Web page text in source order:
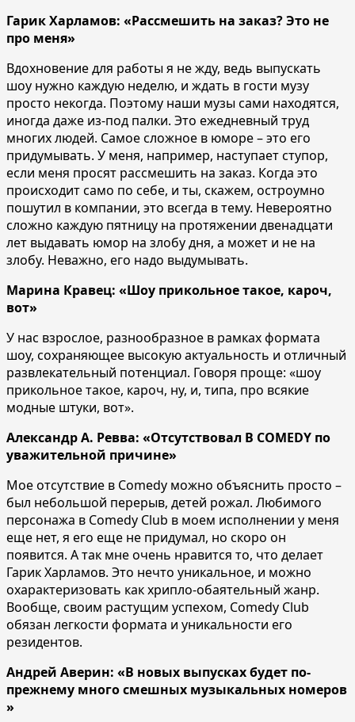
Гарик Харламов: «Рассмешить на заказ? Это не
про меня»
Вдохновение для работы я не жду, ведь выпускать
шоу нужно каждую неделю, и ждать в гости музу
просто некогда. Поэтому наши музы сами находятся,
иногда даже из-под палки. Это ежедневный труд
многих людей. Самое сложное в юморе – это его
придумывать. У меня, например, наступает ступор,
если меня просят рассмешить на заказ. Когда это
происходит само по себе, и ты, скажем, остроумно
пошутил в компании, это всегда в тему. Невероятно
сложно каждую пятницу на протяжении двенадцати
лет выдавать юмор на злобу дня, а может и не на
злобу. Неважно, его надо выдумывать.
Марина Кравец: «Шоу прикольное такое, кароч,
вот»
У нас взрослое, разнообразное в рамках формата
шоу, сохраняющее высокую актуальность и отличный
развлекательный потенциал. Говоря проще: «шоу
прикольное такое, кароч, ну, и, типа, про всякие
модные штуки, вот».
Александр А. Ревва: «Отсутствовал В COMEDY по
уважительной причине»
Мое отсутствие в Comedy можно объяснить просто –
был небольшой перерыв, детей рожал. Любимого
персонажа в Comedy Club в моем исполнении у меня
еще нет, я его еще не придумал, но скоро он
появится. А так мне очень нравится то, что делает
Гарик Харламов. Это нечто уникальное, и можно
охарактеризовать как хрипло-обаятельный жанр.
Вообще, своим растущим успехом, Comedy Club
обязан легкости формата и уникальности его
резидентов.
Андрей Аверин: «В новых выпусках будет по-
прежнему много смешных музыкальных номеров
»